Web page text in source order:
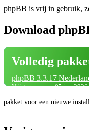
phpBB is vrij in gebruik,
Download
Volledig
phpBB 3.3.17
Vrijgegeven op 05 jun
pakket voor een nieuwe